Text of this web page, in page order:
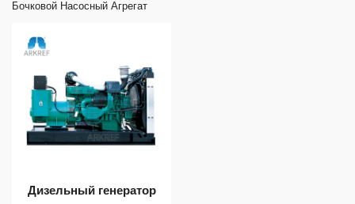
Бочковой Насосный Агрегат
Дизельный генератор